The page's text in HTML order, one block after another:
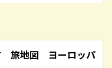
旅地図 ヨーロッパ